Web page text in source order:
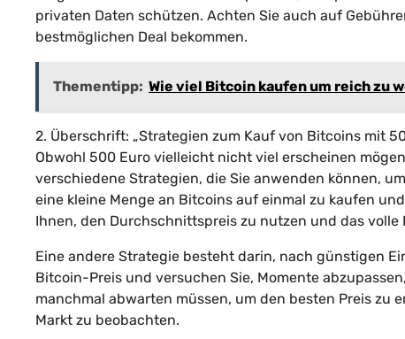
privaten Daten schützen. Achten Sie auch auf
bestmöglichen Deal bekommen.
Thementipp: Wie viel Bitcoin kaufen um reich zu
2. Überschrift: „Strategien zum Kauf von Bitcoins mit
Obwohl 500 Euro vielleicht nicht viel erscheinen
verschiedene Strategien, die Sie anwenden können,
eine kleine Menge an Bitcoins auf einmal zu kaufen
Ihnen, den Durchschnittspreis zu nutzen und das
Eine andere Strategie besteht darin, nach günstigen
Bitcoin-Preis und versuchen Sie, Momente
manchmal abwarten müssen, um den besten Preis zu
Markt zu beobachten.